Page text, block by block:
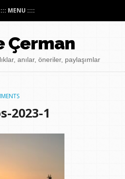
MENU ::::
Çerman
anılar, öneriler, paylaşımlar
2023-1